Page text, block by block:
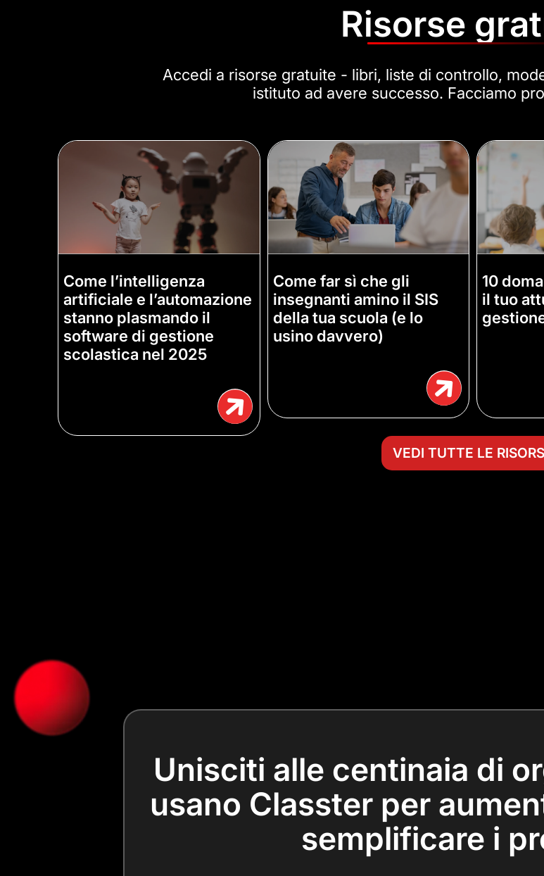
Risorse
Accedi a risorse gratuite - libri, liste di controllo,
istituto ad avere successo. Facciamo
Come l’intelligenza
artificiale e l’automazione
stanno plasmando il
software di gestione
scolastica nel 2025
Come far sì che gli
insegnanti amino il SIS
della tua scuola (e lo
usino davvero)
10
il tuo
VEDI TUTTE LE
Unisciti alle centinaia di
usano Classter per
semplificare i